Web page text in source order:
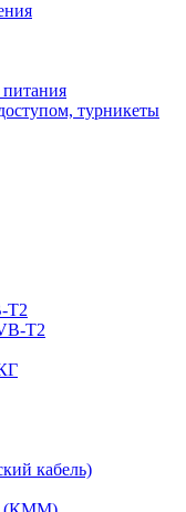
турникеты
T2
T2
кабель)